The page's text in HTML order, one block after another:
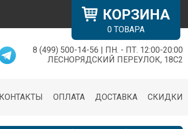
КОРЗИНА
0 ТОВАРА
8 (499) 500-14-56 | ПН. - ПТ. 12:00-20:00
ЛЕСНОРЯДСКИЙ ПЕРЕУЛОК, 18С2
СКИДКИ
ДОСТАВКА
ОПЛАТА
КОНТАКТЫ